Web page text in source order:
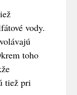
vody.
toho
tiež pri